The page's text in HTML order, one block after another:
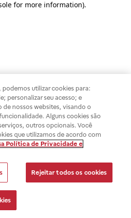
for more information).
podemos utilizar cookies para:
personalizar seu acesso; e
de nossos websites, visando o
Alguns cookies são
outros opcionais. Você
que utilizamos de acordo com
Política de Privacidade e
Rejeitar todos os cookies